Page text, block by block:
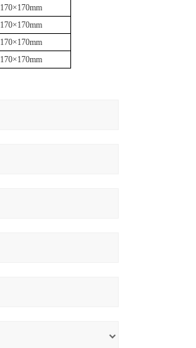
170×170mm
170×170mm
170×170mm
170×170mm